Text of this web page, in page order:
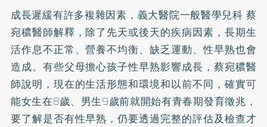
成長遲緩有許多複雜因素，義大醫院一般醫學兒科 蔡
宛穠醫師解釋，除了先天或後天的疾病因素，長期生
活作息不正常、營養不均衡、缺乏運動、性早熟也會
造成。有些父母擔心孩子性早熟影響成長，蔡宛穠醫
師說明，現在的生活形態和環境和以前不同，確實可
能女生在8歲、男生9歲前就開始有青春期發育徵兆，
要了解是否有性早熟，仍要透過完整的評估及檢查才